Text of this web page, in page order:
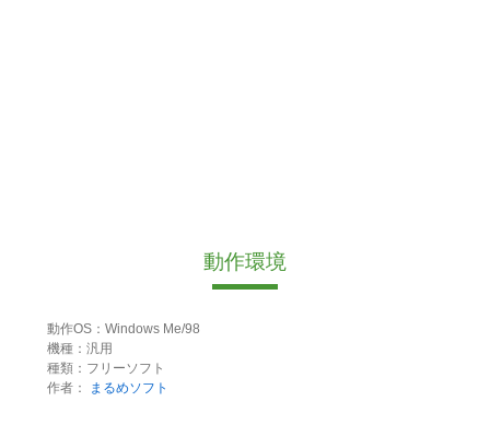
動作環境
動作OS：Windows Me/98
機種：汎用
種類：フリーソフト
作者：
まるめソフト